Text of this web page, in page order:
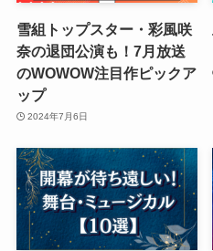
雪組トップスター・彩風咲
奈の退団公演も！7月放送
のWOWOW注目作ピックア
ップ
2024年7月6日